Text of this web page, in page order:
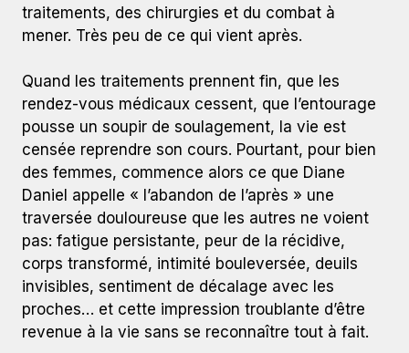
traitements, des chirurgies et du combat à
mener. Très peu de ce qui vient après.
Quand les traitements prennent fin, que les
rendez-vous médicaux cessent, que l’entourage
pousse un soupir de soulagement, la vie est
censée reprendre son cours. Pourtant, pour bien
des femmes, commence alors ce que Diane
Daniel appelle « l’abandon de l’après » une
traversée douloureuse que les autres ne voient
pas: fatigue persistante, peur de la récidive,
corps transformé, intimité bouleversée, deuils
invisibles, sentiment de décalage avec les
proches… et cette impression troublante d’être
revenue à la vie sans se reconnaître tout à fait.